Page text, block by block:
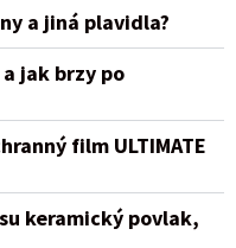
a jiná plavidla?
jak brzy po
film ULTIMATE
keramický povlak,